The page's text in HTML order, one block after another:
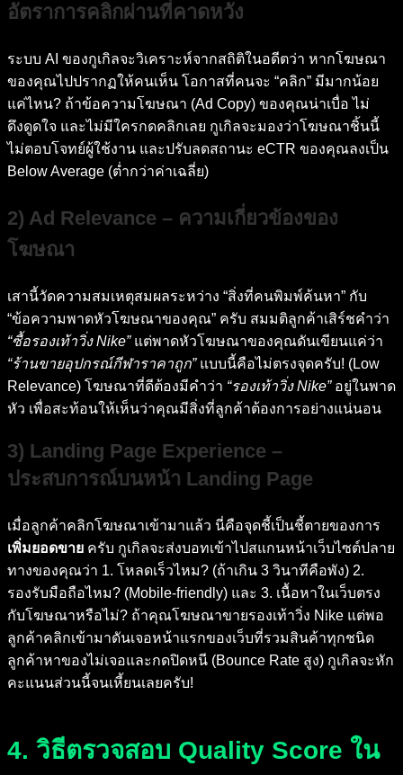
อัตราการคลิกผ่านที่คาดหวัง
ระบบ AI ของกูเกิลจะวิเคราะห์จากสถิติในอดีตว่า หากโฆษณา
ของคุณไปปรากฏให้คนเห็น โอกาสที่คนจะ “คลิก” มีมากน้อย
แค่ไหน? ถ้าข้อความโฆษณา (Ad Copy) ของคุณน่าเบื่อ ไม่
ดึงดูดใจ และไม่มีใครกดคลิกเลย กูเกิลจะมองว่าโฆษณาชิ้นนี้
ไม่ตอบโจทย์ผู้ใช้งาน และปรับลดสถานะ eCTR ของคุณลงเป็น
Below Average (ต่ำกว่าค่าเฉลี่ย)
2) Ad Relevance – ความเกี่ยวข้องของ
โฆษณา
เสานี้วัดความสมเหตุสมผลระหว่าง “สิ่งที่คนพิมพ์ค้นหา” กับ
“ข้อความพาดหัวโฆษณาของคุณ” ครับ สมมติลูกค้าเสิร์ชคำว่า
“ซื้อรองเท้าวิ่ง Nike”แต่พาดหัวโฆษณาของคุณดันเขียนแค่ว่า
“ร้านขายอุปกรณ์กีฬาราคาถูก”แบบนี้คือไม่ตรงจุดครับ! (Low
Relevance) โฆษณาที่ดีต้องมีคำว่า “รองเท้าวิ่ง Nike”อยู่ในพาด
หัว เพื่อสะท้อนให้เห็นว่าคุณมีสิ่งที่ลูกค้าต้องการอย่างแน่นอน
3) Landing Page Experience –
ประสบการณ์บนหน้า Landing Page
เมื่อลูกค้าคลิกโฆษณาเข้ามาแล้ว นี่คือจุดชี้เป็นชี้ตายของการ
เพิ่มยอดขาย ครับ กูเกิลจะส่งบอทเข้าไปสแกนหน้าเว็บไซต์ปลาย
ทางของคุณว่า 1. โหลดเร็วไหม? (ถ้าเกิน 3 วินาทีคือพัง) 2.
รองรับมือถือไหม? (Mobile-friendly) และ 3. เนื้อหาในเว็บตรง
กับโฆษณาหรือไม่? ถ้าคุณโฆษณาขายรองเท้าวิ่ง Nike แต่พอ
ลูกค้าคลิกเข้ามาดันเจอหน้าแรกของเว็บที่รวมสินค้าทุกชนิด
ลูกค้าหาของไม่เจอและกดปิดหนี (Bounce Rate สูง) กูเกิลจะหัก
คะแนนส่วนนี้จนเหี้ยนเลยครับ!
4. วิธีตรวจสอบ Quality Score ใน